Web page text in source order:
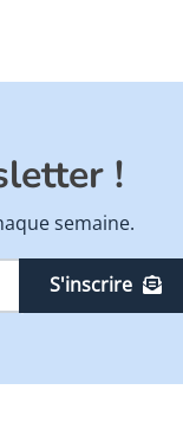
!
semaine.
S'inscrire